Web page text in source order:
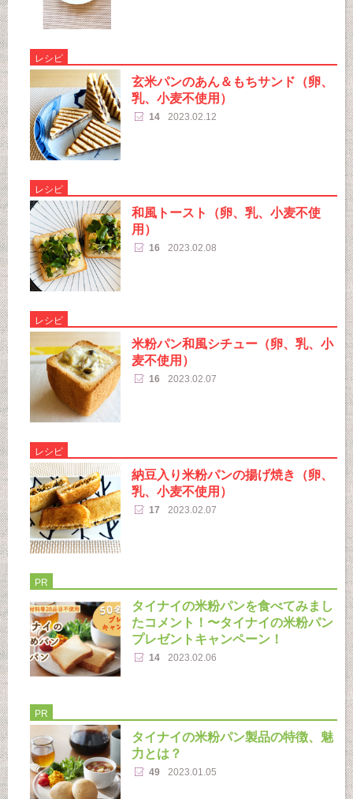
レシピ
玄米パンのあん＆もちサンド（卵、
乳、小麦不使用）
14 2023.02.12
レシピ
和風トースト（卵、乳、小麦不使
用）
16 2023.02.08
レシピ
米粉パン和風シチュー（卵、乳、小
麦不使用）
16 2023.02.07
レシピ
納豆入り米粉パンの揚げ焼き（卵、
乳、小麦不使用）
17 2023.02.07
PR
タイナイの米粉パンを食べてみまし
たコメント！〜タイナイの米粉パン
プレゼントキャンペーン！
14 2023.02.06
PR
タイナイの米粉パン製品の特徴、魅
力とは？
49 2023.01.05